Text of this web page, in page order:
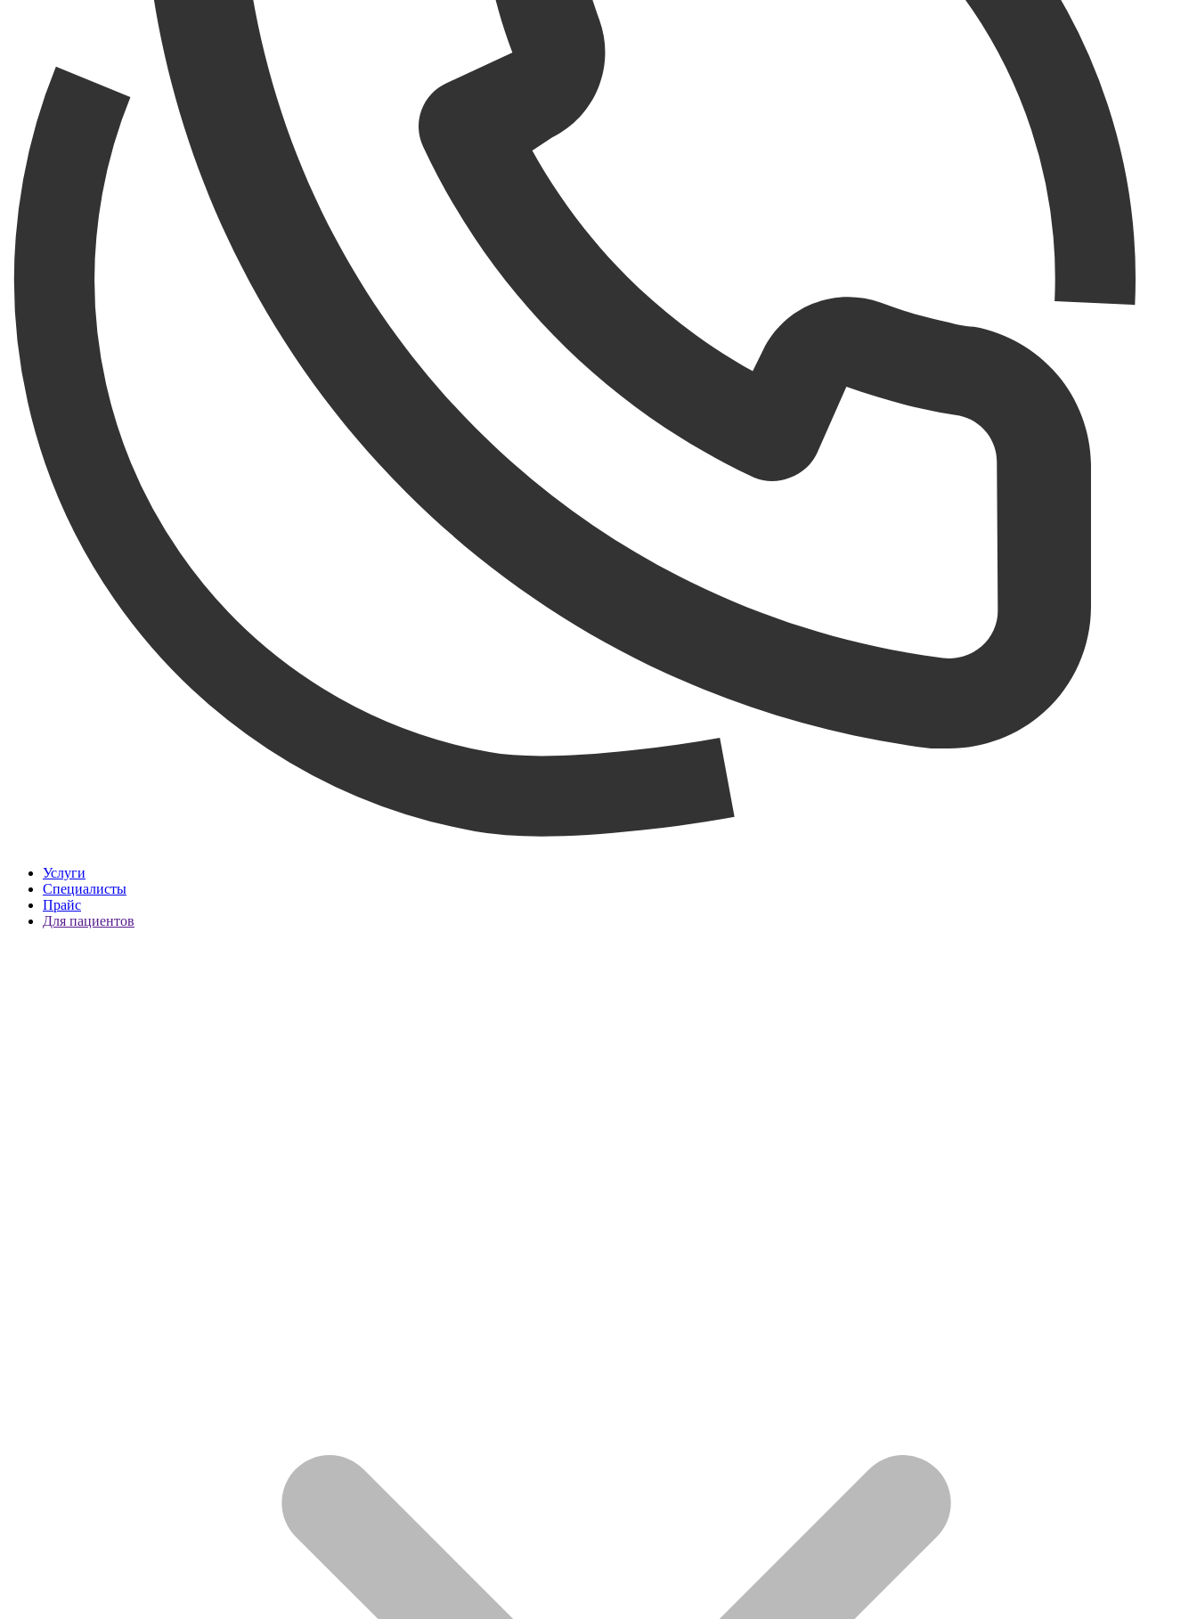
Услуги
Специалисты
Прайс
Для пациентов